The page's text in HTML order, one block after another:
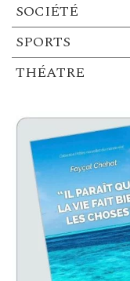
SOCIÉTÉ
SPORTS
THÉATRE